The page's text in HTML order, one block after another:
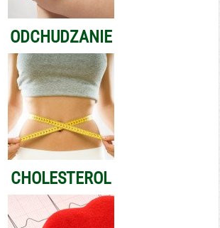
ODCHUDZANIE
CHOLESTEROL